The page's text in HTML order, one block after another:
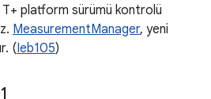
platform sürümü kontrolü
MeasurementManager, yeni
(Ieb105)